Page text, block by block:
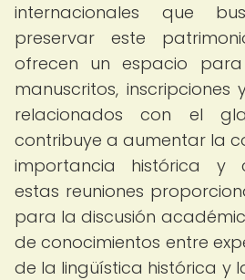
internacionales que
preservar este
ofrecen un espacio
manuscritos,
relacionados con el
contribuye a aumentar la
importancia histórica y
estas reuniones
para la discusión
de conocimientos entre
de la lingüística histórica y